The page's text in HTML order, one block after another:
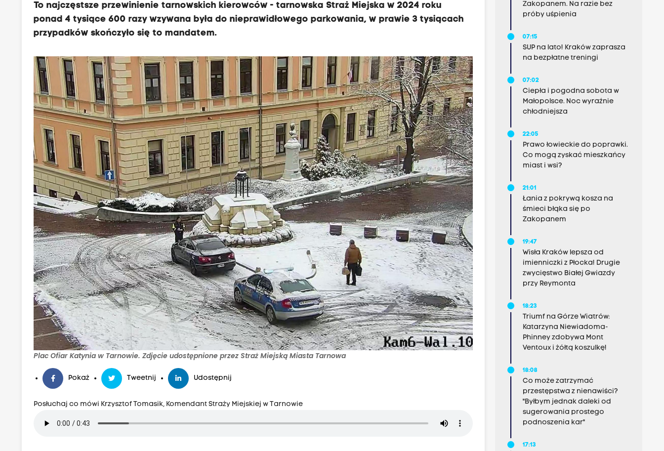
To najczęstsze przewinienie tarnowskich kierowców - tarnowska Straż Miejska w 2024 roku
ponad 4 tysiące 600 razy wzywana była do nieprawidłowego parkowania, w prawie 3 tysiącach
przypadków skończyło się to mandatem.
Plac Ofiar Katynia w Tarnowie. Zdjęcie udostępnione przez Straż Miejską Miasta Tarnowa
Pokaż Tweetnij Udostępnij
Posłuchaj co mówi Krzysztof Tomasik, Komendant Straży Miejskiej w Tarnowie
Zakopanem. Na razie bez
próby uśpienia
07:15
SUP na lato! Kraków zaprasza
na bezpłatne treningi
07:02
Ciepła i pogodna sobota w
Małopolsce. Noc wyraźnie
chłodniejsza
22:05
Prawo łowieckie do poprawki.
Co mogą zyskać mieszkańcy
miast i wsi?
21:01
Łania z pokrywą kosza na
śmieci błąka się po
Zakopanem
19:47
Wisła Kraków lepsza od
imienniczki z Płocka! Drugie
zwycięstwo Białej Gwiazdy
przy Reymonta
18:23
Triumf na Górze Wiatrów:
Katarzyna Niewiadoma-
Phinney zdobywa Mont
Ventoux i żółtą koszulkę!
18:08
Co może zatrzymać
przestępstwa z nienawiści?
"Byłbym jednak daleki od
sugerowania prostego
podnoszenia kar"
17:13